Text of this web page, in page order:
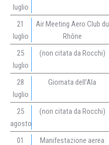
luglio
21
luglio
Air Meeting Aero Club du
Rhône
25
luglio
(non citata da Rocchi)
28
luglio
Giornata dell’Ala
25
agosto
(non citata da Rocchi)
01 Manifestazione aerea